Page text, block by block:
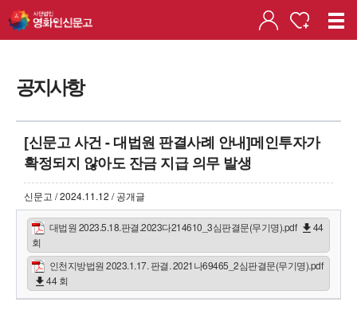
공지사항
[신문고 사건 - 대법원 판결사례 안내]메인투자가
확정되지 않아도 잔금 지급 의무 발생
신문고 / 2024.11.12 / 공개글
대법원 2023.5.18.판결.2023다214610_3심판결문(무기명).pdf
44
회
인천지방법원 2023.1.17. 판결. 2021나69465_2심판결문(무기명).pdf
44 회